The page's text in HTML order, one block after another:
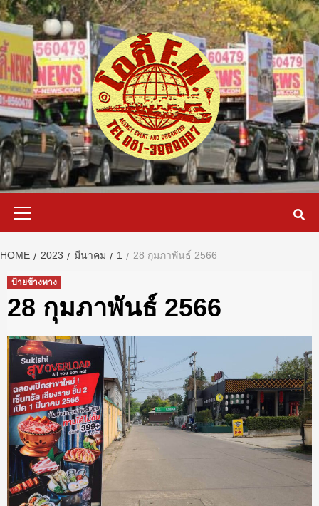
Skip
to
content
HOME 2023 มีนาคม 1 28 กุมภาพันธ์ 2566
ป้ายข้างทาง
28 กุมภาพันธ์ 2566